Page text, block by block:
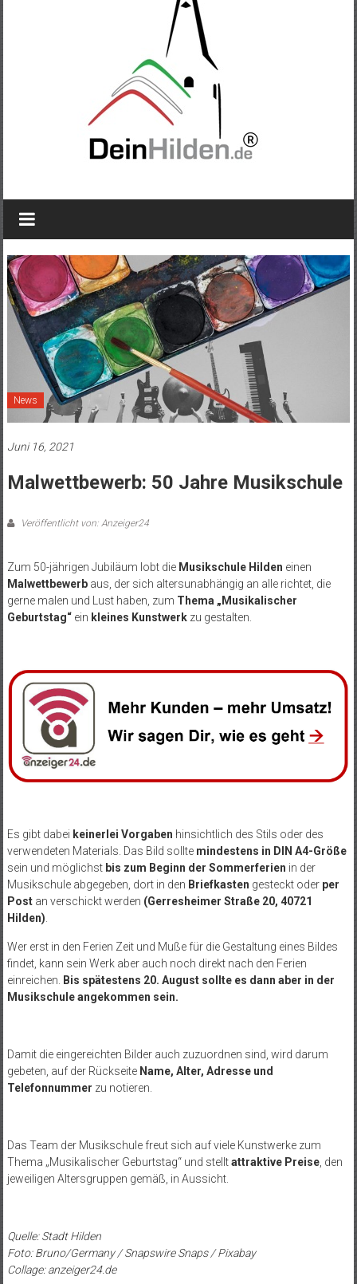
News
Juni 16, 2021
Malwettbewerb: 50 Jahre Musikschule
Veröffentlicht von: Anzeiger24
Zum 50-jährigen Jubiläum lobt die Musikschule Hilden einen
Malwettbewerbaus, der sich altersunabhängig an alle richtet, die
gerne malen und Lust haben, zum Thema „Musikalischer
Geburtstag“ein kleines Kunstwerkzu gestalten.
Es gibt dabei keinerlei Vorgaben hinsichtlich des Stils oder des
verwendeten Materials. Das Bild sollte mindestens in DIN A4-Größe
sein und möglichst bis zum Beginn der Sommerferien in der
Musikschule abgegeben, dort in den Briefkasten gesteckt oder per
Postan verschickt werden (Gerresheimer Straße 20, 40721
Hilden).
Wer erst in den Ferien Zeit und Muße für die Gestaltung eines Bildes
findet, kann sein Werk aber auch noch direkt nach den Ferien
einreichen. Bis spätestens 20. August sollte es dann aber in der
Musikschule angekommen sein.
Damit die eingereichten Bilder auch zuzuordnen sind, wird darum
gebeten, auf der Rückseite Name, Alter, Adresse und
Telefonnummer zu notieren.
Das Team der Musikschule freut sich auf viele Kunstwerke zum
Thema „Musikalischer Geburtstag“ und stelltattraktive Preise, den
jeweiligen Altersgruppen gemäß, in Aussicht.
Quelle: Stadt Hilden
Foto: Bruno/Germany / Snapswire Snaps / Pixabay
Collage: anzeiger24.de